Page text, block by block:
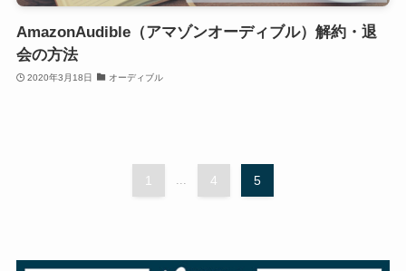
AmazonAudible（アマゾンオーディブル）解約・退
会の方法
2020年3月18日 オーディブル
1 4 5